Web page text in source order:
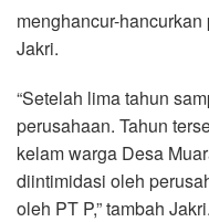
menghancur-
Jakri.
“Setelah lima tahun
perusahaan. Tahun
kelam warga Desa
diintimidasi oleh
oleh PT P,” tambah Jakri.